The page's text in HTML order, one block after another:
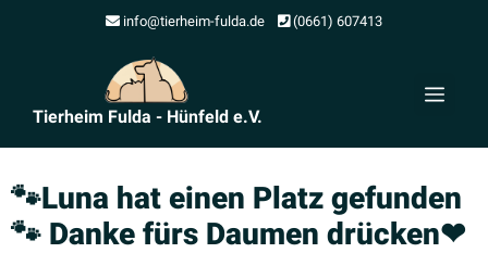
info@tierheim-fulda.de (0661) 607413
Tierheim Fulda - Hünfeld e.V.
🐾Luna hat einen Platz gefunden
🐾 Danke fürs Daumen drücken❤